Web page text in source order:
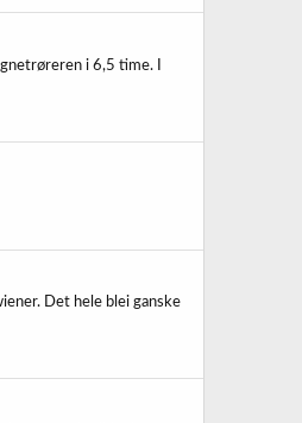
i 6,5 time. I
Det hele blei ganske